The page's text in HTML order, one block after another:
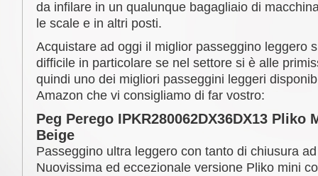
da infilare in un qualunque bagagliaio di
le scale e in altri posti.
Acquistare ad oggi il miglior passeggino leggero
difficile in particolare se nel settore si è alle
quindi uno dei migliori passeggini leggeri
Amazon che vi consigliamo di far vostro:
Peg Perego IPKR280062DX36DX13 Pliko
Beige
Passeggino ultra leggero con tanto di chiusura
Nuovissima ed eccezionale versione Pliko mini